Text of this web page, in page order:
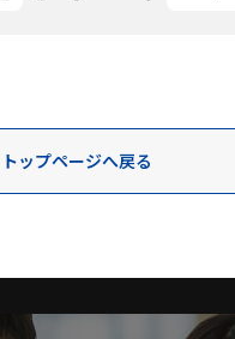
トップページへ戻る